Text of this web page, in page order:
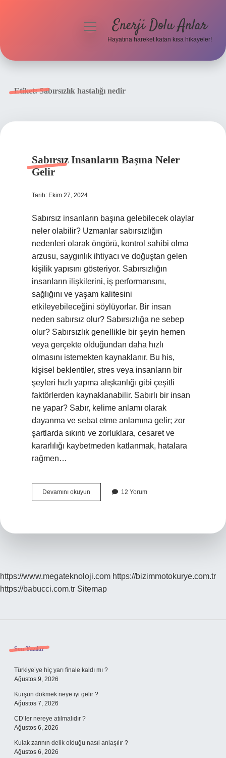
menüyüEnerji Dolu Anlar
Hayatına hareket katan kısa hikayeler!
Etiket:Sabırsızlık hastalığı nedir
Sabırsız Insanların Başına Neler
Gelir
Tarih: Ekim 27, 2024
Sabırsız insanların başına gelebilecek olaylar
neler olabilir? Uzmanlar sabırsızlığın
nedenleri olarak öngörü, kontrol sahibi olma
arzusu, saygınlık ihtiyacı ve doğuştan gelen
kişilik yapısını gösteriyor. Sabırsızlığın
insanların ilişkilerini, iş performansını,
sağlığını ve yaşam kalitesini
etkileyebileceğini söylüyorlar. Bir insan
neden sabırsız olur? Sabırsızlığa ne sebep
olur? Sabırsızlık genellikle bir şeyin hemen
veya gerçekte olduğundan daha hızlı
olmasını istemekten kaynaklanır. Bu his,
kişisel beklentiler, stres veya insanların bir
şeyleri hızlı yapma alışkanlığı gibi çeşitli
faktörlerden kaynaklanabilir. Sabırlı bir insan
ne yapar? Sabır, kelime anlamı olarak
dayanma ve sebat etme anlamına gelir; zor
şartlarda sıkıntı ve zorluklara, cesaret ve
kararlılığı kaybetmeden katlanmak, hatalara
rağmen…
Devamını okuyun
Insanların
12 Yorum
https://www.megateknoloji.com https://bizimmotokurye.com.tr
https://babucci.com.tr Sitemap
Sidebar
Son Yazılar
Türkiye’ye hiç yarı finale kaldı mı ?
Ağustos 9, 2026
Kurşun dökmek neye iyi gelir ?
Ağustos 7, 2026
CD’ler nereye atılmalıdır ?
Ağustos 6, 2026
Kulak zarının delik olduğu nasıl anlaşılır ?
Ağustos 6, 2026